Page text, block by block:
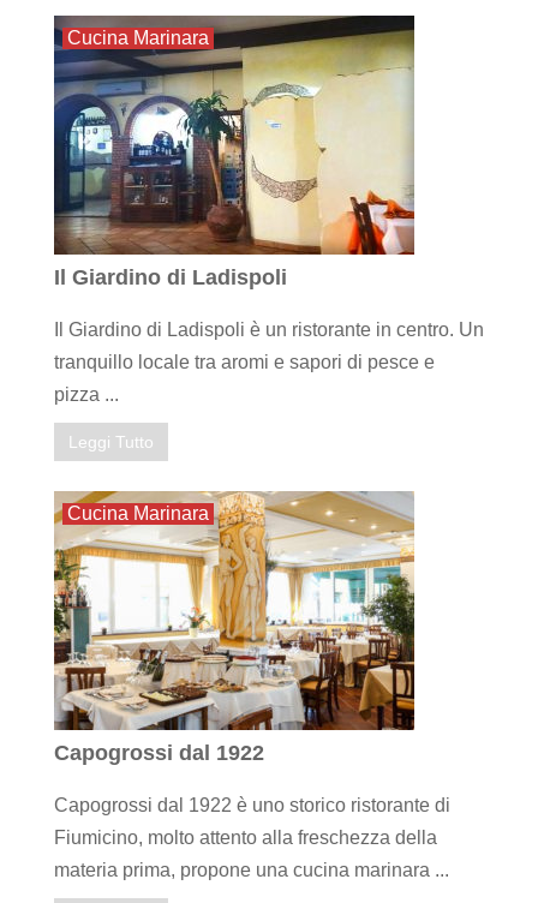
Cucina Marinara
Il Giardino di Ladispoli
Il Giardino di Ladispoli è un ristorante in centro. Un
tranquillo locale tra aromi e sapori di pesce e
pizza ...
Leggi Tutto
Cucina Marinara
Capogrossi dal 1922
Capogrossi dal 1922 è uno storico ristorante di
Fiumicino, molto attento alla freschezza della
materia prima, propone una cucina marinara ...